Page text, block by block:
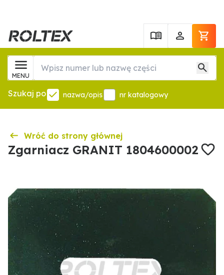
MENU
Szukaj po nazwa/opis nr katalogowy
Wróć do strony głównej
Zgarniacz GRANIT 1804600002